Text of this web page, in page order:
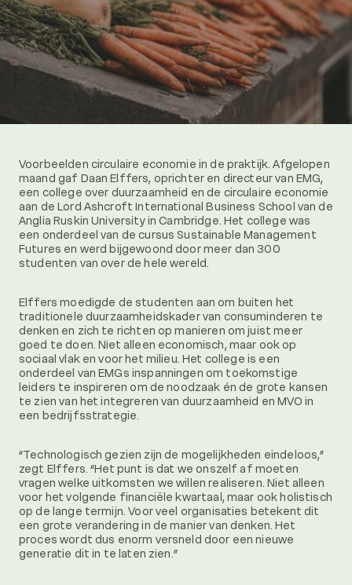
Voorbeelden circulaire economie in de praktijk. Afgelopen
maand gaf Daan Elffers, oprichter en directeur van EMG,
een college over duurzaamheid en de circulaire economie
aan de Lord Ashcroft International Business School van de
Anglia Ruskin University in Cambridge. Het college was
een onderdeel van de cursus Sustainable Management
Futures en werd bijgewoond door meer dan 300
studenten van over de hele wereld.
Elffers moedigde de studenten aan om buiten het
traditionele duurzaamheidskader van consuminderen te
denken en zich te richten op manieren om juist meer
goed te doen. Niet alleen economisch, maar ook op
sociaal vlak en voor het milieu. Het college is een
onderdeel van EMGs inspanningen om toekomstige
leiders te inspireren om de noodzaak én de grote kansen
te zien van het integreren van duurzaamheid en MVO in
een bedrijfsstrategie.
“Technologisch gezien zijn de mogelijkheden eindeloos,”
zegt Elffers. “Het punt is dat we onszelf af moeten
vragen welke uitkomsten we willen realiseren. Niet alleen
voor het volgende financiële kwartaal, maar ook holistisch
op de lange termijn. Voor veel organisaties betekent dit
een grote verandering in de manier van denken. Het
proces wordt dus enorm versneld door een nieuwe
generatie dit in te laten zien.”